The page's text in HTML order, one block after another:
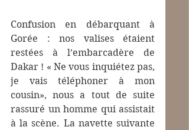
Confusion en débarquant à
Gorée : nos valises étaient
restées à l’embarcadère de
Dakar ! « Ne vous inquiétez pas,
je vais téléphoner à mon
cousin», nous a tout de suite
rassuré un homme qui assistait
à la scène. La navette suivante